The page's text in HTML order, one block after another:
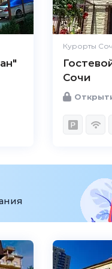
Удобства
Цена /
Персонал
Курорты
Сочи